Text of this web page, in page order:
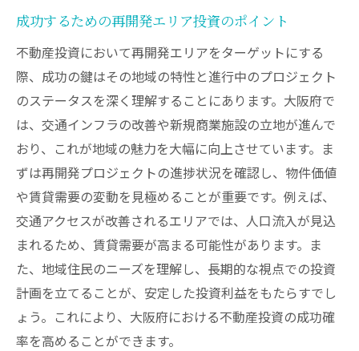
成功するための再開発エリア投資のポイント
不動産投資において再開発エリアをターゲットにする
際、成功の鍵はその地域の特性と進行中のプロジェクト
のステータスを深く理解することにあります。大阪府で
は、交通インフラの改善や新規商業施設の立地が進んで
おり、これが地域の魅力を大幅に向上させています。ま
ずは再開発プロジェクトの進捗状況を確認し、物件価値
や賃貸需要の変動を見極めることが重要です。例えば、
交通アクセスが改善されるエリアでは、人口流入が見込
まれるため、賃貸需要が高まる可能性があります。ま
た、地域住民のニーズを理解し、長期的な視点での投資
計画を立てることが、安定した投資利益をもたらすでし
ょう。これにより、大阪府における不動産投資の成功確
率を高めることができます。